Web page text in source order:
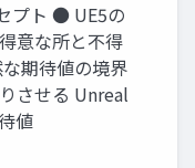
プト ● UE5の
意な所と不得
期待値の境界
させる Unreal
値